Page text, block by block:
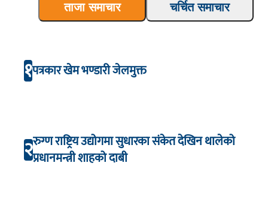
ताजा समाचार चर्चित समाचार
१पत्रकार खेम भण्डारी जेलमुक्त
२रुग्ण राष्ट्रिय उद्योगमा सुधारका संकेत देखिन थालेको
प्रधानमन्त्री शाहको दाबी